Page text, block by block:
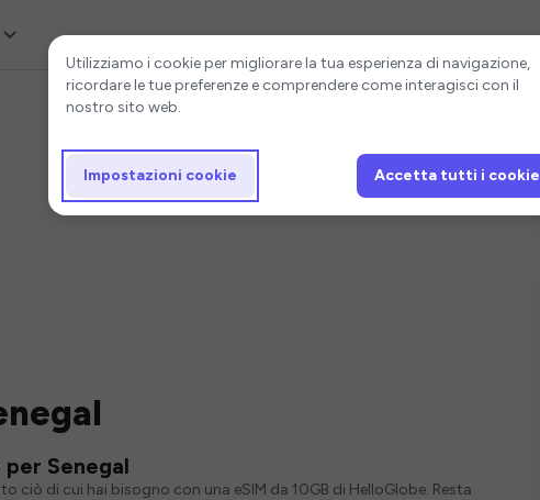
per Senegal
di cui hai bisogno con una eSIM da 10GB di HelloGlobe. Resta
Impostazioni cookie
Utilizziamo i cookie per migliorare la tua esperienza di navigazione,
ricordare le tue preferenze e comprendere come interagisci con il
nostro sito web.
Impostazioni cookie Accetta tutti i cookie